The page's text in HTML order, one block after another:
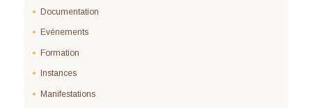
Documentation
Evénements
Formation
Instances
Manifestations